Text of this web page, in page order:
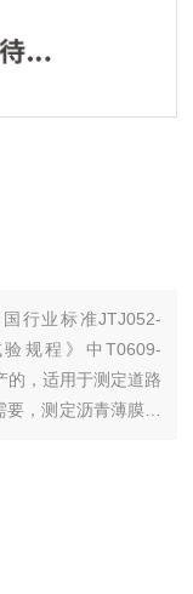
行业标准JTJ052-
规程》中T0609-
的，适用于测定道路
，测定沥青薄膜加